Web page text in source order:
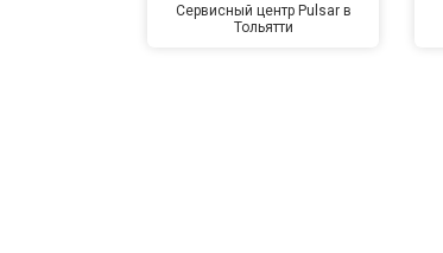
Сервисный центр Pulsar в
Тольятти